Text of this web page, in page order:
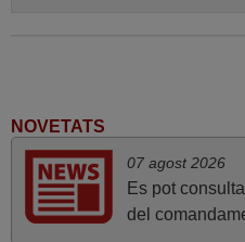
NOVETATS
07 agost 2026
Es pot
del